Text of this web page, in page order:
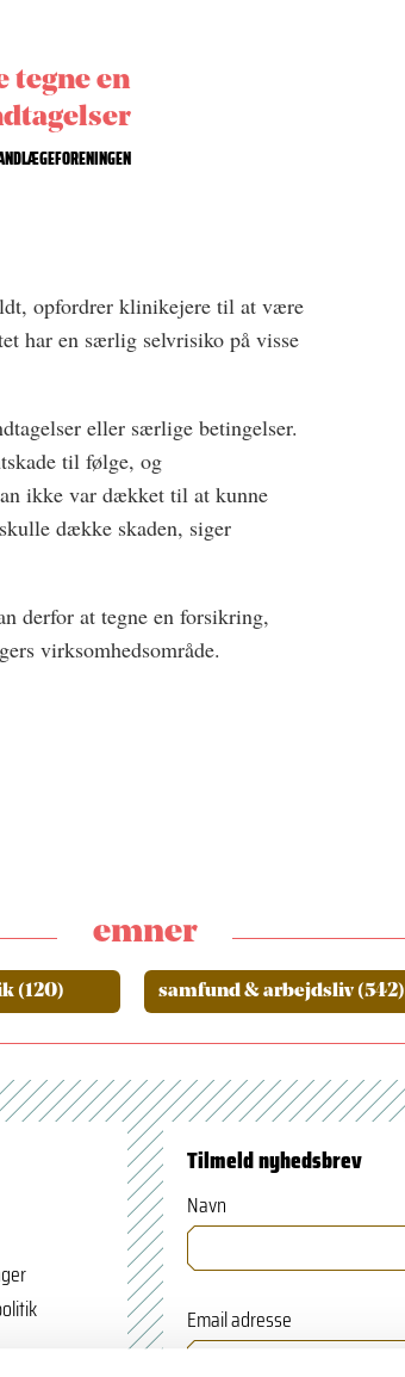
tegne en
opfordrer klinikejere til at være
har en særlig selvrisiko på visse
eller særlige betingelser.
til følge, og
ikke var dækket til at kunne
dække skaden, siger
derfor at tegne en forsikring,
virksomhedsområde.
emner
(120) samfund & arbejdsliv (542)
Tilmeld nyhedsbrev
Navn
Email adresse